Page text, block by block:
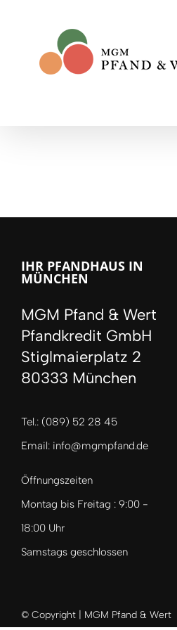
springen
IHR PFANDHAUS IN
MÜNCHEN
MGM Pfand & Wert
Pfandkredit GmbH
Stiglmaierplatz 2
80333 München
Tel.: (089) 52 28 45
Email: info@mgmpfand.de
Öffnungszeiten
Montag bis Freitag : 9:00 -
18:00 Uhr
Samstags geschlossen
© Copyright | MGM Pfand & Wert